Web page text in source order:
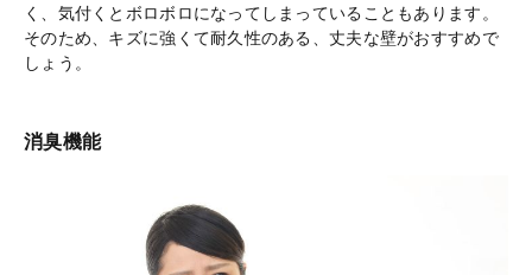
く、気付くとボロボロになってしまっていることもあります。
そのため、キズに強くて耐久性のある、丈夫な壁がおすすめで
しょう。
消臭機能